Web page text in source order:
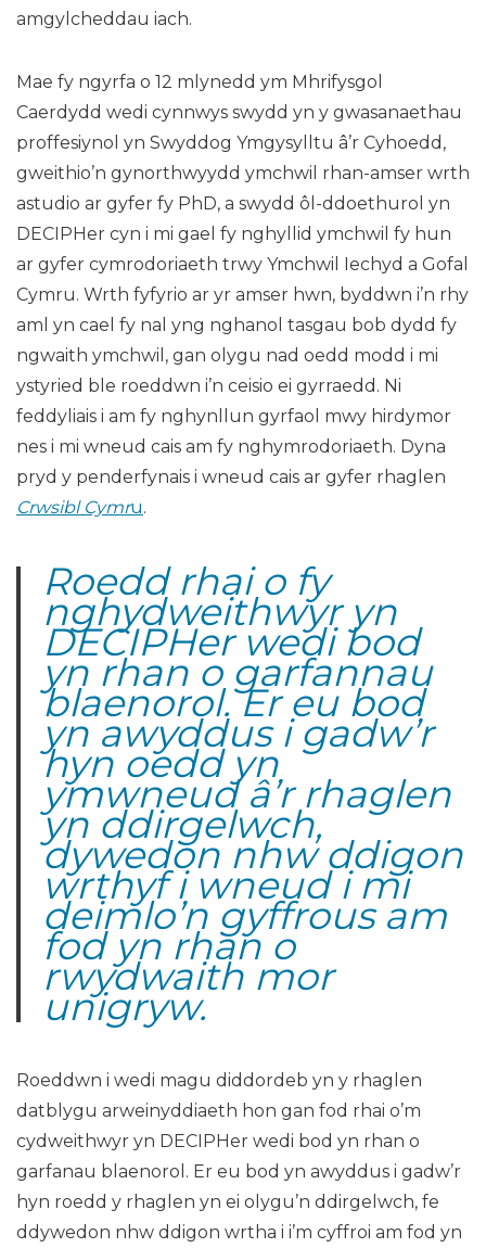
amgylcheddau iach.
Mae fy ngyrfa o 12 mlynedd ym Mhrifysgol
Caerdydd wedi cynnwys swydd yn y gwasanaethau
proffesiynol yn Swyddog Ymgysylltu â’r Cyhoedd,
gweithio’n gynorthwyydd ymchwil rhan-amser wrth
astudio ar gyfer fy PhD, a swydd ôl-ddoethurol yn
DECIPHer cyn i mi gael fy nghyllid ymchwil fy hun
ar gyfer cymrodoriaeth trwy Ymchwil Iechyd a Gofal
Cymru. Wrth fyfyrio ar yr amser hwn, byddwn i’n rhy
aml yn cael fy nal yng nghanol tasgau bob dydd fy
ngwaith ymchwil, gan olygu nad oedd modd i mi
ystyried ble roeddwn i’n ceisio ei gyrraedd. Ni
feddyliais i am fy nghynllun gyrfaol mwy hirdymor
nes i mi wneud cais am fy nghymrodoriaeth. Dyna
pryd y penderfynais i wneud cais ar gyfer rhaglen
Crwsibl Cymru.
Roedd rhai o fy
nghydweithwyr yn
DECIPHer wedi bod
yn rhan o garfannau
blaenorol. Er eu bod
yn awyddus i gadw’r
hyn oedd yn
ymwneud â’r rhaglen
yn ddirgelwch,
dywedon nhw ddigon
wrthyf i wneud i mi
deimlo’n gyffrous am
fod yn rhan o
rwydwaith mor
unigryw.
Roeddwn i wedi magu diddordeb yn y rhaglen
datblygu arweinyddiaeth hon gan fod rhai o’m
cydweithwyr yn DECIPHer wedi bod yn rhan o
garfanau blaenorol. Er eu bod yn awyddus i gadw’r
hyn roedd y rhaglen yn ei olygu’n ddirgelwch, fe
ddywedon nhw ddigon wrtha i i’m cyffroi am fod yn